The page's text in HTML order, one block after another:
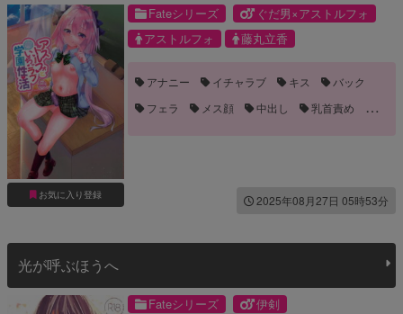
お気に入り登録
Fateシリーズ
ぐだ男×アストルフォ
アストルフォ
藤丸立香
アナニー イチャラブ キス
バック
フェラ
メス顔 中出し
乳首責め
2025年08月27日 05時53分
光が呼ぶほうへ
Fateシリーズ
伊剣